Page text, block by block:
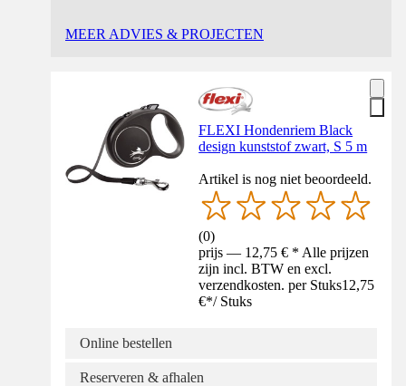
MEER ADVIES & PROJECTEN
FLEXI Hondenriem Black
design kunststof zwart, S 5 m
Artikel is nog niet beoordeeld.
(0)
prijs — 12,75 € * Alle prijzen
zijn incl. BTW en excl.
verzendkosten. per Stuks12,75
€*/ Stuks
Online bestellen
Reserveren & afhalen